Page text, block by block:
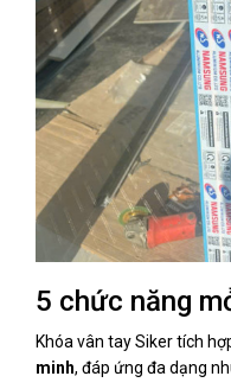
5 chức năng
Khóa vân tay Siker tích
minh, đáp ứng đa dạng